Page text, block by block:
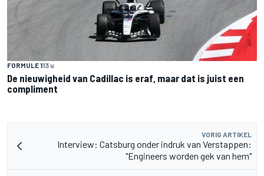
FORMULE 113 u
De nieuwigheid van Cadillac is eraf, maar dat is juist een
compliment
VORIG ARTIKEL
Interview: Catsburg onder indruk van Verstappen:
"Engineers worden gek van hem"